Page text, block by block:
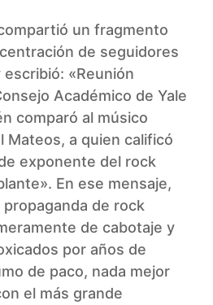
un fragmento
de seguidores
«Reunión
Académico de Yale
comparó al músico
Mateos, a quien calificó
exponente del rock
En ese mensaje,
de rock
de cabotaje y
por años de
de paco, nada mejor
el más grande